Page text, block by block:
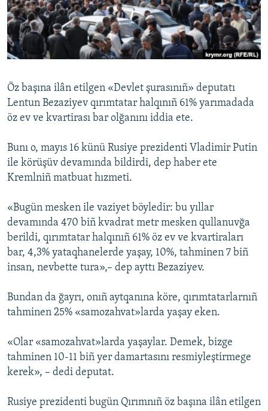
Русский
Українською
Öz başına ilân etilgen «Devlet şurasınıñ» deputatı
Lentun Bezaziyev qırımtatar halqınıñ 61% yarımadada
öz ev ve kvartirası bar olğanını iddia ete.
Bunı o, mayıs 16 künü Rusiye prezidenti Vladimir Putin
ile körüşüv devamında bildirdi, dep haber ete
Kremlniñ matbuat hızmeti.
«Bugün mesken ile vaziyet böyledir: bu yıllar
devamında 470 biñ kvadrat metr mesken qullanuvğa
berildi, qırımtatar halqınıñ 61% öz ev ve kvartiraları
bar, 4,3% yataqhanelerde yaşay, 10%, tahminen 7 biñ
insan, nevbette tura»,– dep ayttı Bezaziyev.
Bundan da ğayrı, onıñ aytqanına köre, qırımtatarlarnıñ
tahminen 25% «samozahvat»larda yaşay eken.
«Olar «samozahvat»larda yaşaylar. Demek, bizge
tahminen 10-11 biñ yer damartasını resmiyleştirmege
kerek», – dedi deputat.
Rusiye prezidenti bugün Qırımnıñ öz başına ilân etilgen